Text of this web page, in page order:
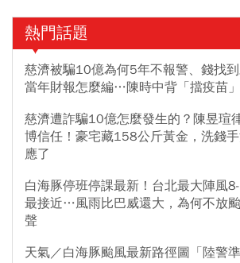
熱門話題
慈濟被騙10億為何5年不報警、錢找到
當年財報怎麼編…陳時中背「擋疫苗
慈濟遭詐騙10億怎麼發生的？陳昱瑄
博信任！豪宅藏158公斤黃金，洗錢
應了
白海豚停班停課最新！台北最大陣風
最接近…風雨比巴威還大，為何不放
聲
天氣／白海豚颱風最新路徑圖「陸警